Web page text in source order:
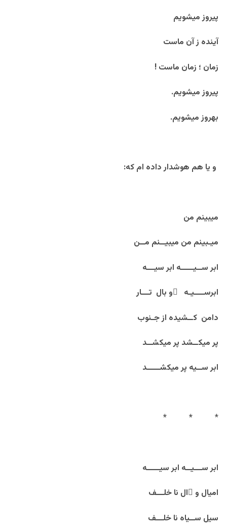
پیروز میشویم
آینده ز آن ماست
زمان ؛ زمان ماست !
پیروز میشویم.
بهروز میشویم.
و یا هم هوشدار داده ام که:
میبینم من
میـبینم من میبیــنم مــن
ابر ســیـــــه ابر سیـــه
ابرســــیـه َو بال تـــار
دامن کــشیده از جـنوب
پر میکــشد پر میکشــد
ابر ســیه پر میکشـــــد
*
*
*
ابر ســـیــه ابر سیـــــه
امیال و َال نا خلـــف
سیل ســیاه نا خلـــف